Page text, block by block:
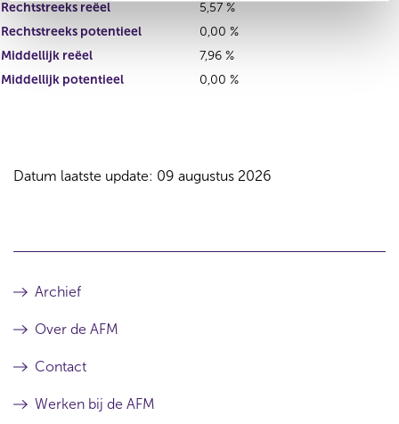
Rechtstreeks reëel
5,57 %
Rechtstreeks potentieel
0,00 %
Middellijk reëel
7,96 %
Middellijk potentieel
0,00 %
Datum laatste update: 09 augustus 2026
Archief
Over de AFM
Contact
Werken bij de AFM